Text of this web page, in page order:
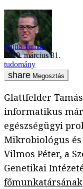
Vajna Tamás
2020. március 31.
tudomány
Megosztás
Glattfelder
informatikus
egészségügyi
Mikrobiológus
Vilmos Péter, a
Genetikai
főmunkatársának